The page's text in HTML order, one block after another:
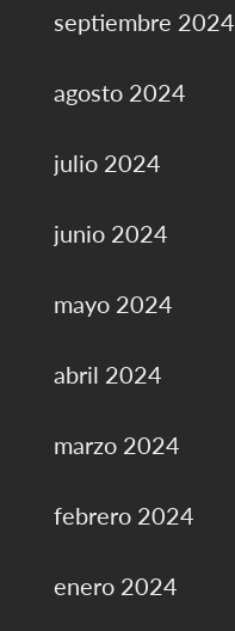
septiembre 2024
agosto 2024
julio 2024
junio 2024
mayo 2024
abril 2024
marzo 2024
febrero 2024
enero 2024